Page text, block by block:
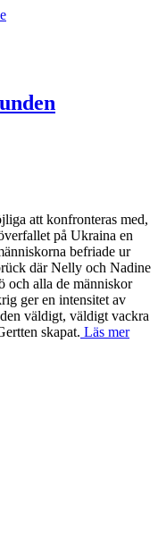
att konfronteras med,
på Ukraina en
befriade ur
där Nelly och Nadine
och alla de människor
ger en intensitet av
väldigt, väldigt vackra
skapat. Läs mer